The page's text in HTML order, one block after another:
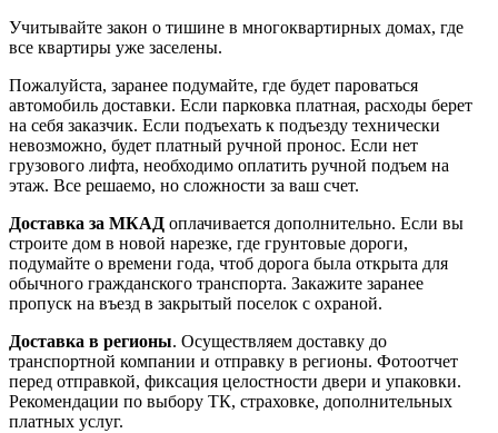
Учитывайте закон о тишине в многоквартирных домах, где
все квартиры уже заселены.
Пожалуйста, заранее подумайте, где будет пароваться
автомобиль доставки. Если парковка платная, расходы берет
на себя заказчик. Если подъехать к подъезду технически
невозможно, будет платный ручной пронос. Если нет
грузового лифта, необходимо оплатить ручной подъем на
этаж. Все решаемо, но сложности за ваш счет.
Доставка за МКАД оплачивается дополнительно. Если вы
строите дом в новой нарезке, где грунтовые дороги,
подумайте о времени года, чтоб дорога была открыта для
обычного гражданского транспорта. Закажите заранее
пропуск на въезд в закрытый поселок с охраной.
Доставка в регионы. Осуществляем доставку до
транспортной компании и отправку в регионы. Фотоотчет
перед отправкой, фиксация целостности двери и упаковки.
Рекомендации по выбору ТК, страховке, дополнительных
платных услуг.